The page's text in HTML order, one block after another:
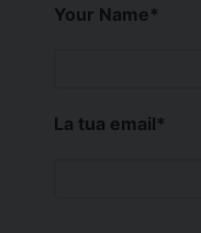
Your Name*
La tua email*